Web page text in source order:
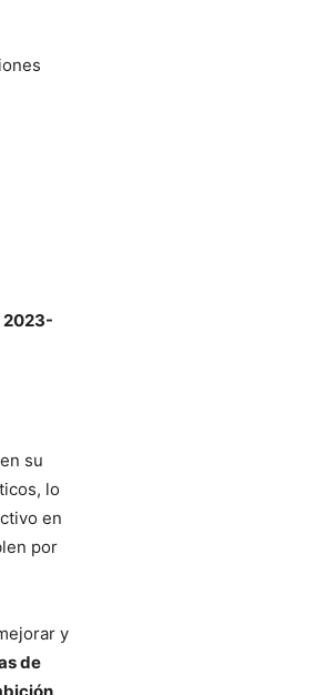
2023-
en su
lo
en
por
y
de